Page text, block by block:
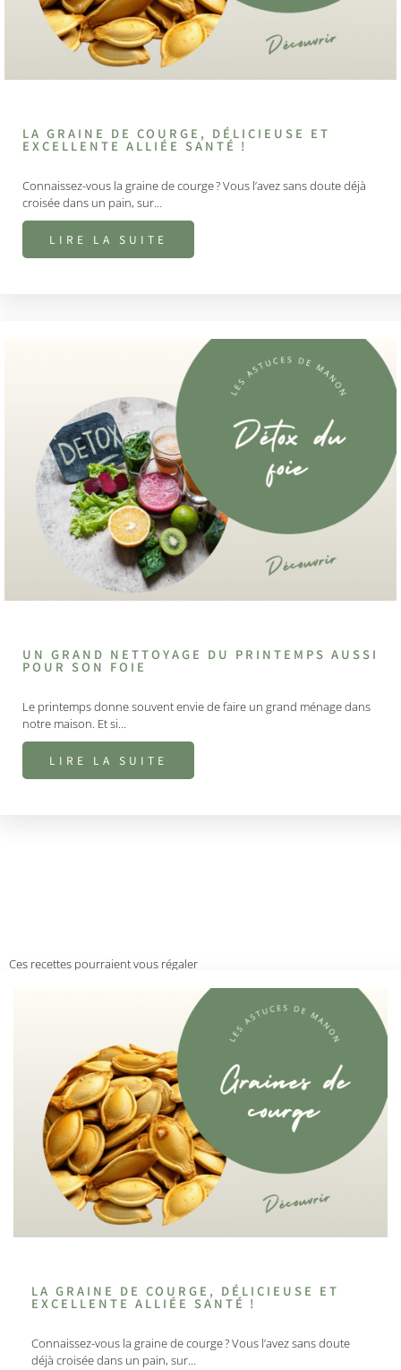
LA GRAINE DE COURGE, DÉLICIEUSE ET
EXCELLENTE ALLIÉE SANTÉ !
Connaissez-vous la graine de courge ? Vous l’avez sans doute déjà
croisée dans un pain, sur…
LIRE LA SUITE
UN GRAND NETTOYAGE DU PRINTEMPS AUSSI
POUR SON FOIE
Le printemps donne souvent envie de faire un grand ménage dans
notre maison. Et si…
LIRE LA SUITE
Ces recettes pourraient vous régaler
LA GRAINE DE COURGE, DÉLICIEUSE ET
EXCELLENTE ALLIÉE SANTÉ !
Connaissez-vous la graine de courge ? Vous l’avez sans doute
déjà croisée dans un pain, sur…